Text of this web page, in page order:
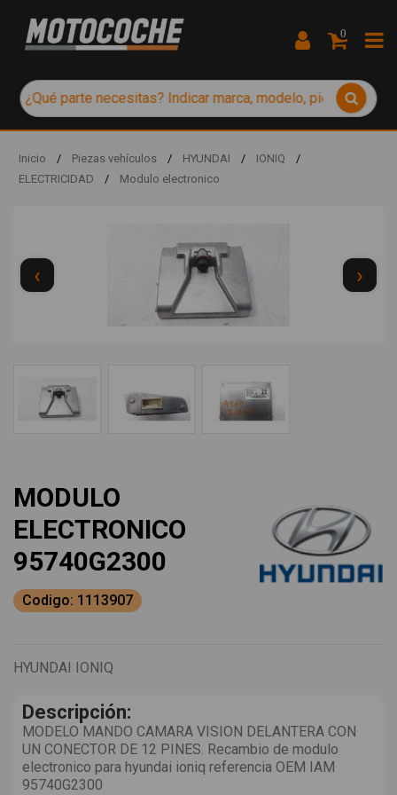
0
Inicio / Piezas vehículos / HYUNDAI / IONIQ
/
ELECTRICIDAD
/ Modulo electronico
‹ ›
MODULO
ELECTRONICO
95740G2300
Codigo: 1113907
HYUNDAI IONIQ
Descripción:
MODELO MANDO CAMARA VISION DELANTERA CON
UN CONECTOR DE 12 PINES. Recambio de modulo
electronico para hyundai ioniq referencia OEM IAM
95740G2300